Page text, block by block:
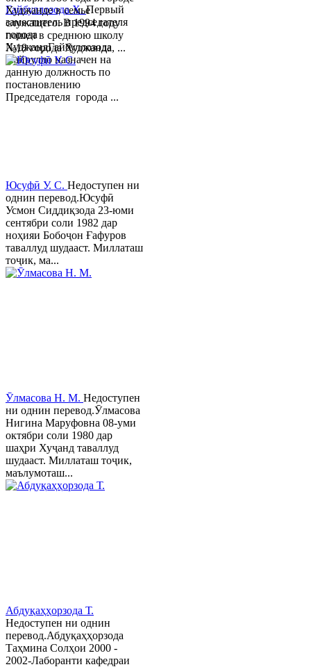
Гайбуллозода Х.Первый
заместитель председателя
города
ХуджандГайбуллозода
Хайрулло назначен на
данную должность по
постановлению
Председателя города ...
Худжанде в семье
служащего. В 1994 году
пошел в среднюю школу
№18 города Худжанда, ...
Юсуфӣ У. C. Недоступен ни
однин перевод.Юсуфӣ
Усмон Сиддиқзода 23-юми
сентябри соли 1982 дар
ноҳияи Бобоҷон Ғафуров
таваллуд шудааст. Миллаташ
тоҷик, ма...
Ӯлмасова Н. М. Недоступен
ни однин перевод.Ӯлмасова
Нигина Маруфовна 08-уми
октябри соли 1980 дар
шаҳри Хуҷанд таваллуд
шудааст. Миллаташ тоҷик,
маълумоташ...
Абдуқаҳҳорзода Т.
Недоступен ни однин
перевод.Абдуқаҳҳорзода
Таҳмина Солҳои 2000 -
2002-Лаборанти кафедраи